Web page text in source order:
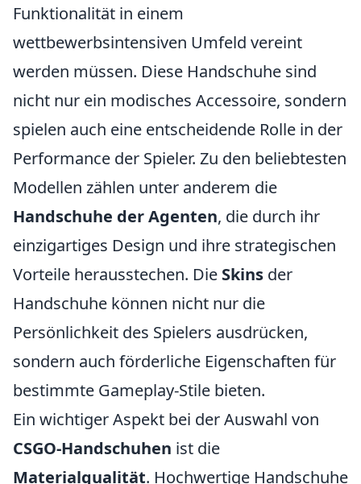
Funktionalität in einem
wettbewerbsintensiven Umfeld vereint
werden müssen. Diese Handschuhe sind
nicht nur ein modisches Accessoire, sondern
spielen auch eine entscheidende Rolle in der
Performance der Spieler. Zu den beliebtesten
Modellen zählen unter anderem die
Handschuhe der Agenten, die durch ihr
einzigartiges Design und ihre strategischen
Vorteile herausstechen. Die Skins der
Handschuhe können nicht nur die
Persönlichkeit des Spielers ausdrücken,
sondern auch förderliche Eigenschaften für
bestimmte Gameplay-Stile bieten.
Ein wichtiger Aspekt bei der Auswahl von
CSGO-Handschuhen ist die
Materialqualität. Hochwertige Handschuhe